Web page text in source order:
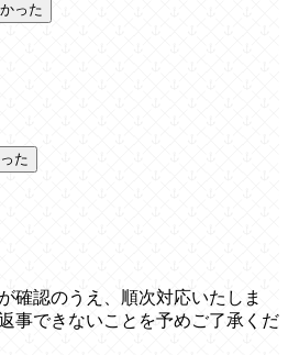
った
た
確認のうえ、順次対応いたしま
事できないことを予めご了承くだ